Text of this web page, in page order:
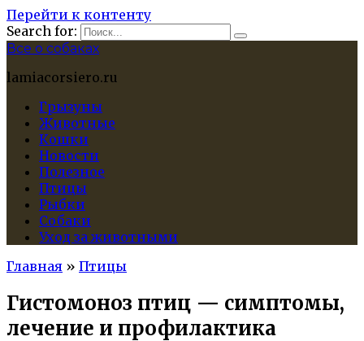
Перейти к контенту
Search for:
Все о собаках
lamiacorsiero.ru
Грызуны
Животные
Кошки
Новости
Полезное
Птицы
Рыбки
Собаки
Уход за животными
Главная » Птицы
Гистомоноз птиц — симптомы,
лечение и профилактика